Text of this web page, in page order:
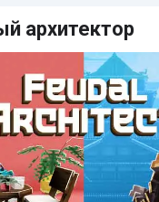
архитектор